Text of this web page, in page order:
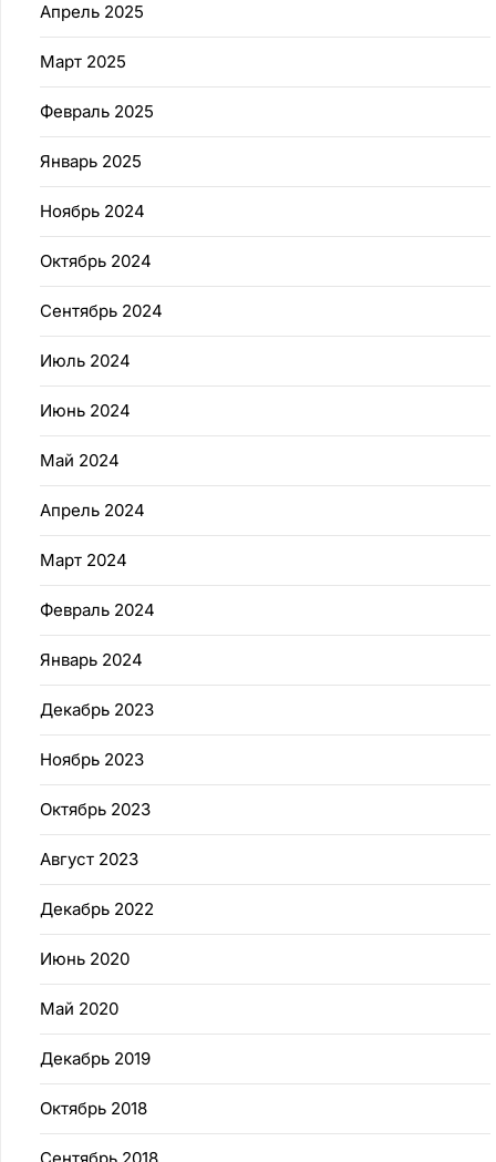
Апрель 2025
Март 2025
Февраль 2025
Январь 2025
Ноябрь 2024
Октябрь 2024
Сентябрь 2024
Июль 2024
Июнь 2024
Май 2024
Апрель 2024
Март 2024
Февраль 2024
Январь 2024
Декабрь 2023
Ноябрь 2023
Октябрь 2023
Август 2023
Декабрь 2022
Июнь 2020
Май 2020
Декабрь 2019
Октябрь 2018